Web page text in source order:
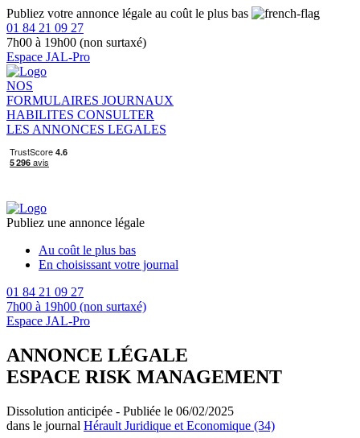
Publiez votre annonce légale au coût le plus bas
01 84 21 09 27
7h00 à 19h00 (non surtaxé)
Espace JAL-Pro
NOS
FORMULAIRES JOURNAUX
HABILITES CONSULTER
LES ANNONCES LEGALES
Publiez une annonce légale
Au coût le plus bas
En choisissant votre journal
01 84 21 09 27
7h00 à 19h00 (non surtaxé)
Espace JAL-Pro
ANNONCE LÉGALE
ESPACE RISK MANAGEMENT
Dissolution anticipée - Publiée le 06/02/2025
dans le journal Hérault Juridique et Economique (34)